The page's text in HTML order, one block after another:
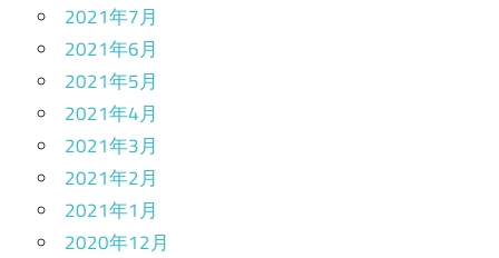
2021年7月
2021年6月
2021年5月
2021年4月
2021年3月
2021年2月
2021年1月
2020年12月